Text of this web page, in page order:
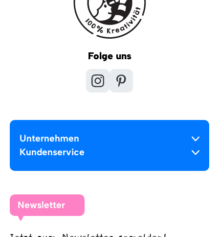
Folge uns
Unternehmen
Kundenservice
Newsletter